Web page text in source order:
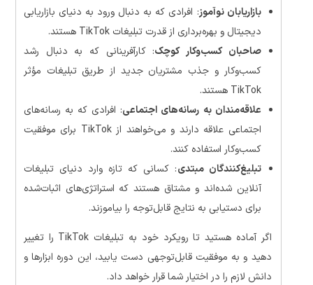
بازاریابان نوآموز: افرادی که به دنبال ورود به دنیای بازاریابی
دیجیتال و بهره‌برداری از قدرت تبلیغات TikTok هستند.
صاحبان کسب‌وکار کوچک: کارآفرینانی که به دنبال رشد
کسب‌وکار و جذب مشتریان جدید از طریق تبلیغات مؤثر
TikTok هستند.
علاقه‌مندان به رسانه‌های اجتماعی: افرادی که به رسانه‌های
اجتماعی علاقه دارند و می‌خواهند از TikTok برای موفقیت
کسب‌وکار استفاده کنند.
تبلیغ‌کنندگان مبتدی: کسانی که تازه وارد دنیای تبلیغات
آنلاین شده‌اند و مشتاق هستند که استراتژی‌های اثبات‌شده
برای دستیابی به نتایج قابل‌توجه را بیاموزند.
اگر آماده هستید تا رویکرد خود به تبلیغات TikTok را تغییر
دهید و به موفقیت قابل‌توجهی دست یابید، این دوره ابزارها و
دانش لازم را در اختیار شما قرار خواهد داد.